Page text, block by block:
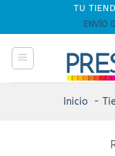
TU
ENVÍO
Inicio